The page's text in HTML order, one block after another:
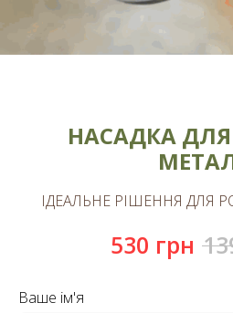
НАСАДКА ДЛЯ
ІДЕАЛЬНЕ РІШЕННЯ ДЛЯ
530 грн
Ваше ім'я